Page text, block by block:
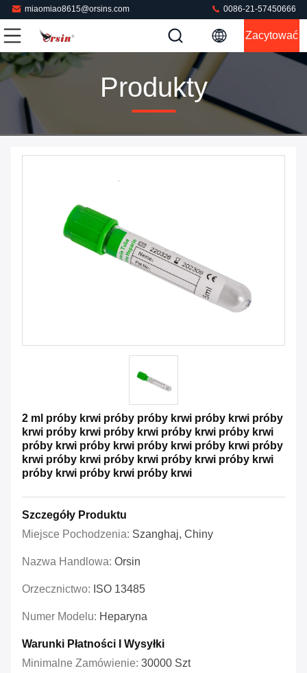
miaomiao8615@orsins.com 0086-21-57450666
Zacytować
Produkty
2 ml próby krwi próby próby krwi próby krwi próby
krwi próby krwi próby krwi próby krwi próby krwi
próby krwi próby krwi próby krwi próby krwi próby
krwi próby krwi próby krwi próby krwi próby krwi
próby krwi próby krwi próby krwi
Szczegóły Produktu
Miejsce Pochodzenia: Szanghaj, Chiny
Nazwa Handlowa: Orsin
Orzecznictwo: ISO 13485
Numer Modelu: Heparyna
Warunki Płatności I Wysyłki
Minimalne Zamówienie: 30000 Szt